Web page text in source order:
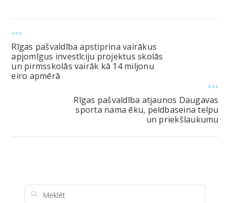
<<<
Rīgas pašvaldība apstiprina vairākus
apjomīgus investīciju projektus skolās
un pirmsskolās vairāk kā 14 miljonu
eiro apmērā
>>>
Rīgas pašvaldība atjaunos Daugavas
sporta nama ēku, peldbaseina telpu
un priekšlaukumu